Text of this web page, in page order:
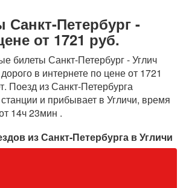
Петербург -
от 1721 руб.
билеты Санкт-Петербург - Углич
в интернете по цене от 1721
Поезд из Санкт-Петербурга
и прибывает в Угличи, время
14ч 23мин .
из Санкт-Петербурга в Угличи